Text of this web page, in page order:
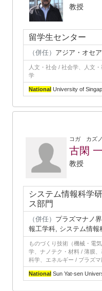
教授
留学生センター
（併任） アジア・オセ
人文・社会 / 社会学、人文
学
National University of
コガ カズ
古閑
教授
システム情報科学
ス部門
（併任） プラズマナノ
報工学科, システム情
ものづくり技術（機械・電
学、ナノテク・材料 / 薄膜
科学、エネルギー / プラズ
National Sun Yat-sen